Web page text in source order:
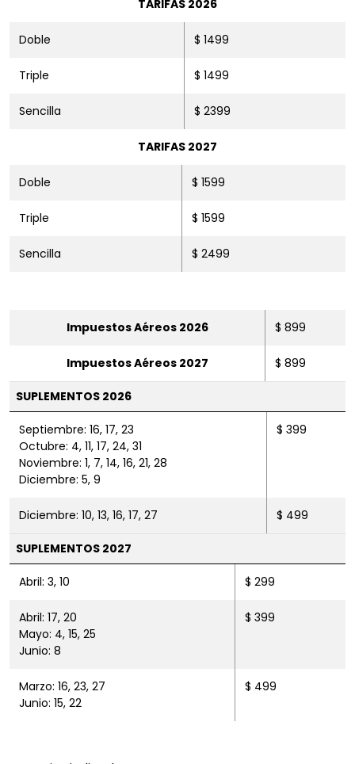
TARIFAS 2026
Doble $ 1499
Triple $ 1499
Sencilla $ 2399
TARIFAS 2027
Doble $ 1599
Triple $ 1599
Sencilla $ 2499
Impuestos Aéreos 2026 $ 899
Impuestos Aéreos 2027 $ 899
SUPLEMENTOS 2026
Septiembre: 16, 17, 23
Octubre: 4, 11, 17, 24, 31
Noviembre: 1, 7, 14, 16, 21, 28
Diciembre: 5, 9
$ 399
Diciembre: 10, 13, 16, 17, 27 $ 499
SUPLEMENTOS 2027
Abril: 3, 10 $ 299
Abril: 17, 20
Mayo: 4, 15, 25
Junio: 8
$ 399
Marzo: 16, 23, 27
Junio: 15, 22
$ 499